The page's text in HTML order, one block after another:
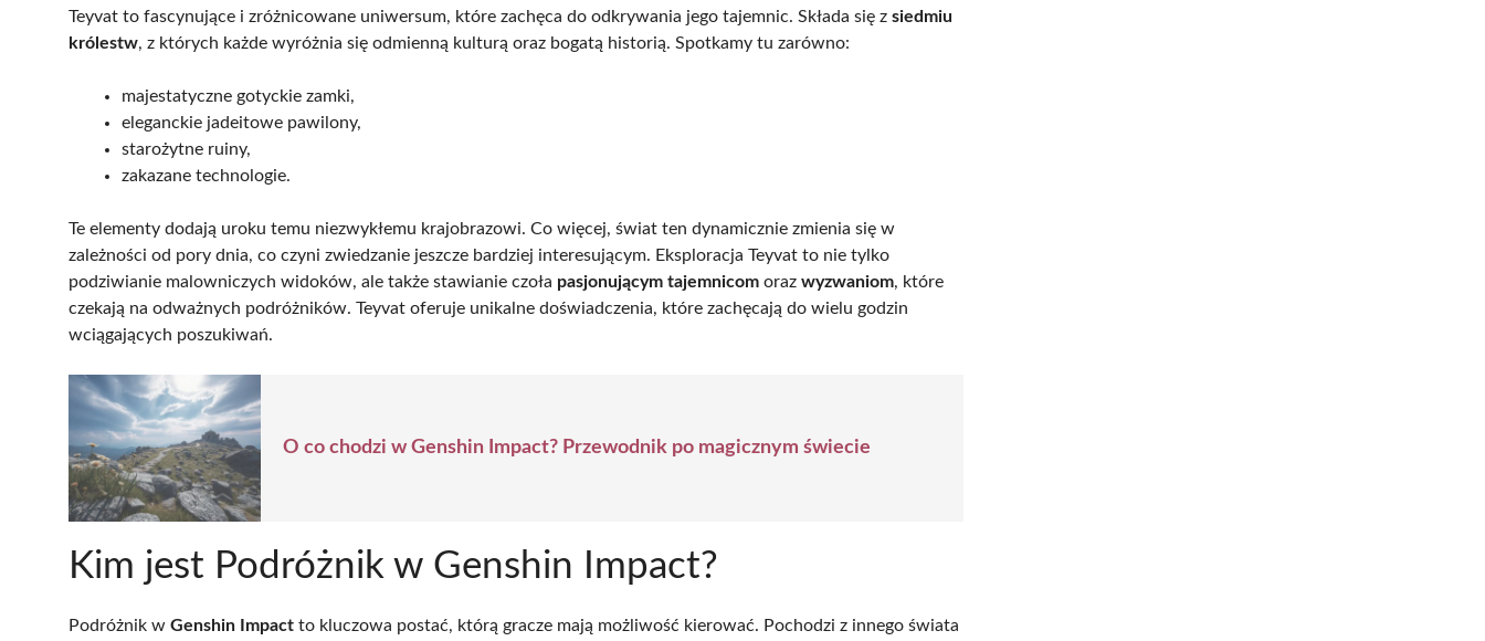
Teyvat to fascynujące i zróżnicowane uniwersum, które zachęca do odkrywania jego tajemnic. Składa się z siedmiu
królestw, z których każde wyróżnia się odmienną kulturą oraz bogatą historią. Spotkamy tu zarówno:
majestatyczne gotyckie zamki,
eleganckie jadeitowe pawilony,
starożytne ruiny,
zakazane technologie.
Te elementy dodają uroku temu niezwykłemu krajobrazowi. Co więcej, świat ten dynamicznie zmienia się w
zależności od pory dnia, co czyni zwiedzanie jeszcze bardziej interesującym. Eksploracja Teyvat to nie tylko
podziwianie malowniczych widoków, ale także stawianie czoła pasjonującym tajemnicom oraz wyzwaniom, które
czekają na odważnych podróżników. Teyvat oferuje unikalne doświadczenia, które zachęcają do wielu godzin
wciągających poszukiwań.
O co chodzi w Genshin Impact? Przewodnik po magicznym świecie
Kim jest Podróżnik w Genshin Impact?
Podróżnik w Genshin Impact to kluczowa postać, którą gracze mają możliwość kierować. Pochodzi z innego świata